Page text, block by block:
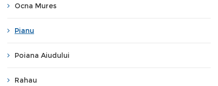
Ocna Mures
Pianu
Poiana Aiudului
Rahau